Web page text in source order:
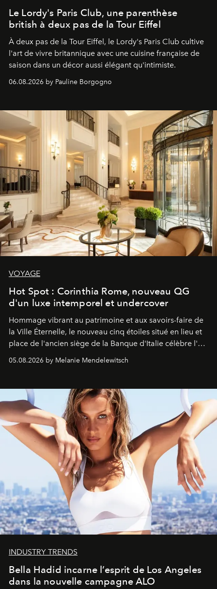
Le Lordy's Paris Club, une parenthèse
british à deux pas de la Tour Eiffel
À deux pas de la Tour Eiffel, le Lordy's Paris Club cultive
l'art de vivre britannique avec une cuisine française de
saison dans un décor aussi élégant qu'intimiste.
06.08.2026 by Pauline Borgogno
VOYAGE
Hot Spot : Corinthia Rome, nouveau QG
d'un luxe intemporel et undercover
Hommage vibrant au patrimoine et aux savoirs-faire de
la Ville Éternelle, le nouveau cinq étoiles situé en lieu et
place de l'ancien siège de la Banque d'Italie célèbre l'art
05.08.2026 by Melanie Mendelewitsch
INDUSTRY TRENDS
Bella Hadid incarne l’esprit de Los Angeles
dans la nouvelle campagne ALO